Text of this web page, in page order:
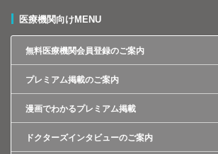
医療機関向けMENU
無料医療機関会員登録のご案内
プレミアム掲載のご案内
漫画でわかるプレミアム掲載
ドクターズインタビューのご案内